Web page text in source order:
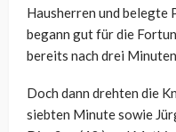
Hausherren und belegte
begann gut für die
bereits nach drei
Doch dann drehten die
siebten Minute sowie